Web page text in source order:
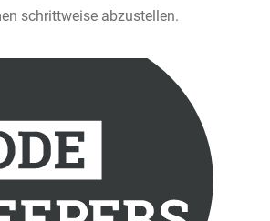
schrittweise abzustellen.